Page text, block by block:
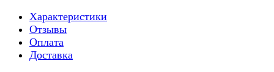
Характеристики
Отзывы
Оплата
Доставка